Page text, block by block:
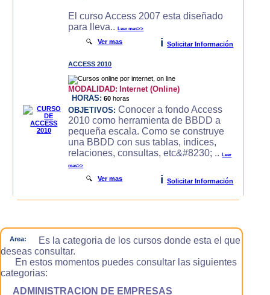
El curso Access 2007 esta diseñado
para lleva..Leer mas>>
🔍Ver mas i Solicitar Información
ACCESS 2010
MODALIDAD: Internet (Online)
HORAS: 60 horas
OBJETIVOS: Conocer a fondo Access
2010 como herramienta de BBDD a
pequeña escala. Como se construye
una BBDD con sus tablas, indices,
relaciones, consultas, etc&#8230; ..Leer
mas>>
🔍Ver mas i Solicitar Información
Area:
Es la categoria de los cursos donde esta el que
deseas consultar.
En estos momentos puedes consultar las siguientes
categorias:
ADMINISTRACION DE EMPRESAS